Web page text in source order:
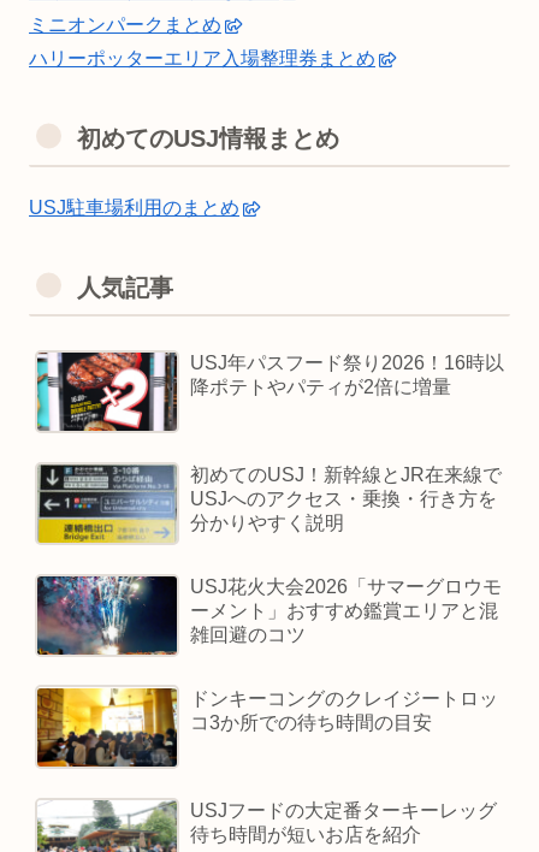
ミニオンパークまとめ
ハリーポッターエリア入場整理券まとめ
初めてのUSJ情報まとめ
USJ駐車場利用のまとめ
人気記事
USJ年パスフード祭り2026！16時以
降ポテトやパティが2倍に増量
初めてのUSJ！新幹線とJR在来線で
USJへのアクセス・乗換・行き方を
分かりやすく説明
USJ花火大会2026「サマーグロウモ
ーメント」おすすめ鑑賞エリアと混
雑回避のコツ
ドンキーコングのクレイジートロッ
コ3か所での待ち時間の目安
USJフードの大定番ターキーレッグ
待ち時間が短いお店を紹介